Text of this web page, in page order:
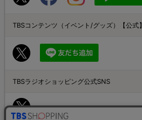
TBSコンテンツ（イベント/グッズ）【公式】
TBSラジオショッピング公式SNS